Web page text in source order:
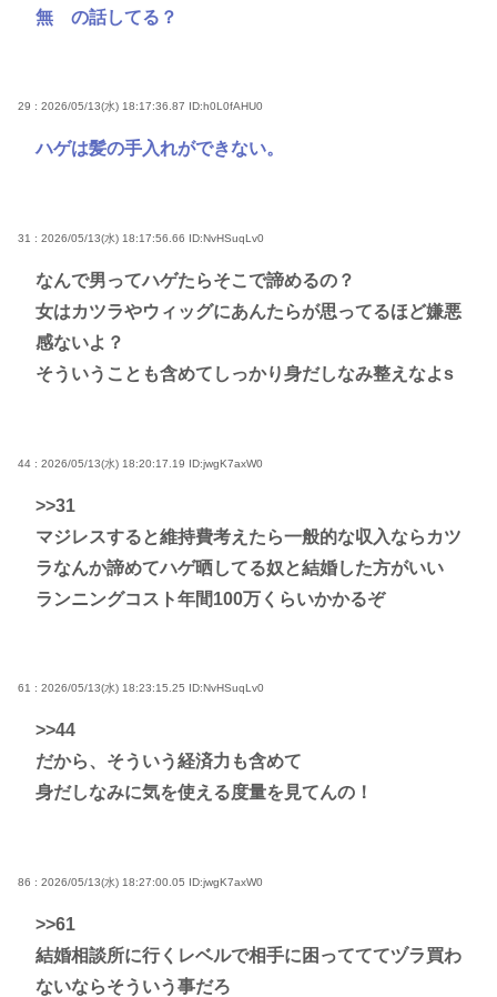
無 の話してる？
29 : 2026/05/13(水) 18:17:36.87 ID:h0L0fAHU0
ハゲは髪の手入れができない。
31 : 2026/05/13(水) 18:17:56.66 ID:NvHSuqLv0
なんで男ってハゲたらそこで諦めるの？
女はカツラやウィッグにあんたらが思ってるほど嫌悪
感ないよ？
そういうことも含めてしっかり身だしなみ整えなよs
44 : 2026/05/13(水) 18:20:17.19 ID:jwgK7axW0
>>31
マジレスすると維持費考えたら一般的な収入ならカツ
ラなんか諦めてハゲ晒してる奴と結婚した方がいい
ランニングコスト年間100万くらいかかるぞ
61 : 2026/05/13(水) 18:23:15.25 ID:NvHSuqLv0
>>44
だから、そういう経済力も含めて
身だしなみに気を使える度量を見てんの！
86 : 2026/05/13(水) 18:27:00.05 ID:jwgK7axW0
>>61
結婚相談所に行くレベルで相手に困ってててヅラ買わ
ないならそういう事だろ